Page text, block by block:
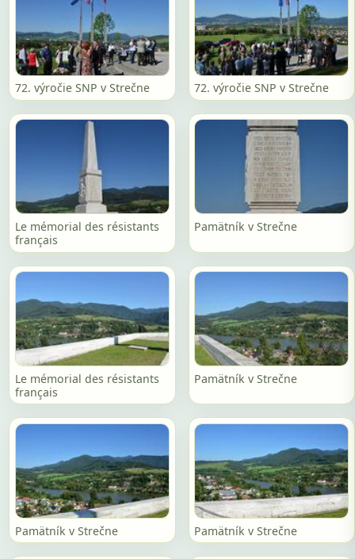
72. výročie SNP v Strečne 72. výročie SNP v Strečne
Le mémorial des résistants
français
Pamätník v Strečne
Le mémorial des résistants
français
Pamätník v Strečne
Pamätník v Strečne Pamätník v Strečne